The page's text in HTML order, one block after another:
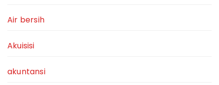
Air bersih
Akuisisi
akuntansi